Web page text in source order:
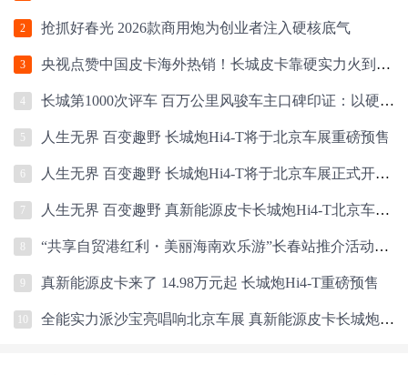
2 抢抓好春光 2026款商用炮为创业者注入硬核底气
3 央视点赞中国皮卡海外热销！长城皮卡靠硬实力火到海外
4 长城第1000次评车 百万公里风骏车主口碑印证：以硬核实力筑牢用户信任
5 人生无界 百变趣野 长城炮Hi4-T将于北京车展重磅预售
6 人生无界 百变趣野 长城炮Hi4-T将于北京车展正式开启预售
7 人生无界 百变趣野 真新能源皮卡长城炮Hi4-T北京车展正式预售
“共享自贸港红利・美丽海南欢乐游”长春站推介活动成功举办
9 真新能源皮卡来了 14.98万元起 长城炮Hi4-T重磅预售
全能实力派沙宝亮唱响北京车展 真新能源皮卡长城炮Hi4-T正式预售